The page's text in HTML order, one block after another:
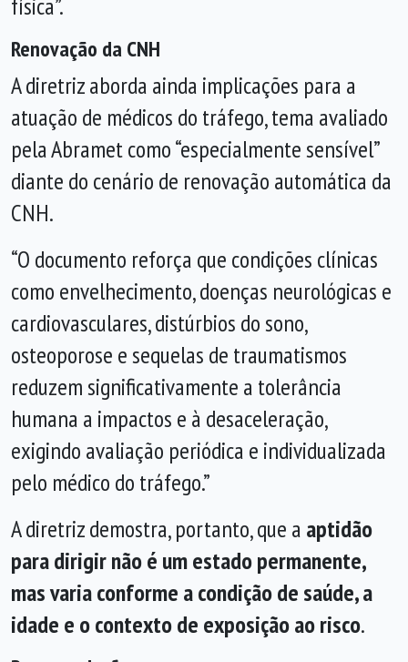
Renovação da CNH
A diretriz aborda ainda implicações para a
atuação de médicos do tráfego, tema avaliado
pela Abramet como “especialmente sensível”
diante do cenário de renovação automática da
CNH.
“O documento reforça que condições clínicas
como envelhecimento, doenças neurológicas e
cardiovasculares, distúrbios do sono,
osteoporose e sequelas de traumatismos
reduzem significativamente a tolerância
humana a impactos e à desaceleração,
exigindo avaliação periódica e individualizada
pelo médico do tráfego.”
A diretriz demostra, portanto, que a aptidão
para dirigir não é um estado permanente,
mas varia conforme a condição de saúde, a
idade e o contexto de exposição ao risco.